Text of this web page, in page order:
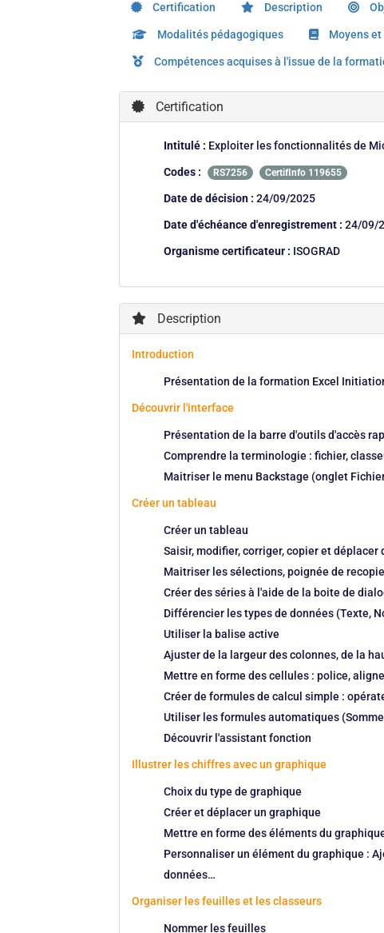
Certification Description
Modalités pédagogiques Moyens
Compétences acquises à l'issue de la
Certification
Intitulé : Exploiter les fonctionnalités de
Codes : RS7256 CertifInfo 119655
Date de décision : 24/09/2025
Date d'échéance d'enregistrement : 24/09/
Organisme certificateur : ISOGRAD
Description
Introduction
Présentation de la formation Excel
Découvrir l'interface
Présentation de la barre d'outils d'accès
Comprendre la terminologie : fichier,
Maitriser le menu Backstage (onglet
Créer un tableau
Créer un tableau
Saisir, modifier, corriger, copier et déplacer
Maitriser les sélections, poignée de
Créer des séries à l'aide de la boite de
Différencier les types de données (Texte,
Utiliser la balise active
Ajuster de la largeur des colonnes, de la
Mettre en forme des cellules : police,
Créer de formules de calcul simple :
Utiliser les formules automatiques
Découvrir l'assistant fonction
Illustrer les chiffres avec un graphique
Choix du type de graphique
Créer et déplacer un graphique
Mettre en forme des éléments du
Personnaliser un élément du graphique :
données…
Organiser les feuilles et les classeurs
Nommer les feuilles